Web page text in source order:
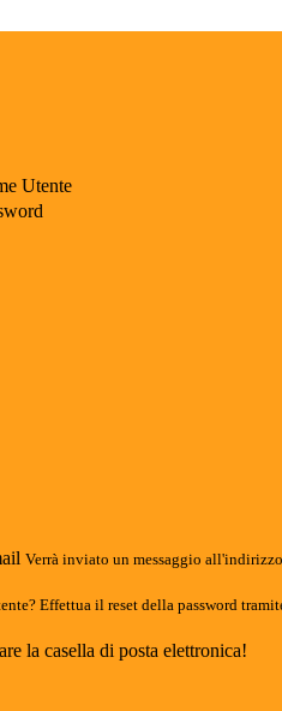
Utente
Verrà inviato un messaggio
Effettua il reset della password
la casella di posta elettronica!